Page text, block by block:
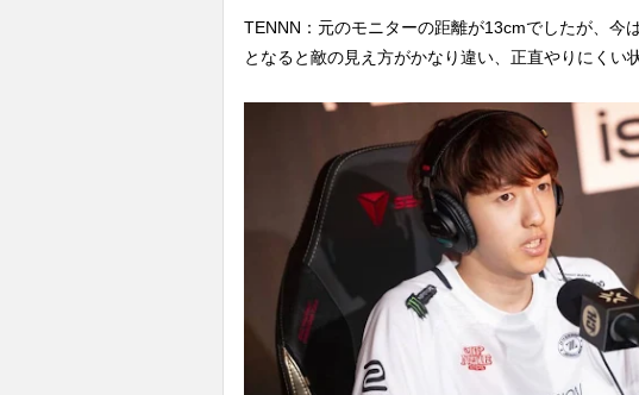
TENNN：元のモニターの距離が13cmでしたが、今
となると敵の見え方がかなり違い、正直やりにくい